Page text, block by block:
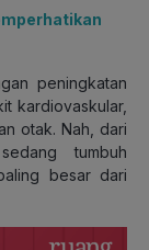
peningkatan
kardiovaskular,
otak. Nah, dari
tumbuh
besar dari